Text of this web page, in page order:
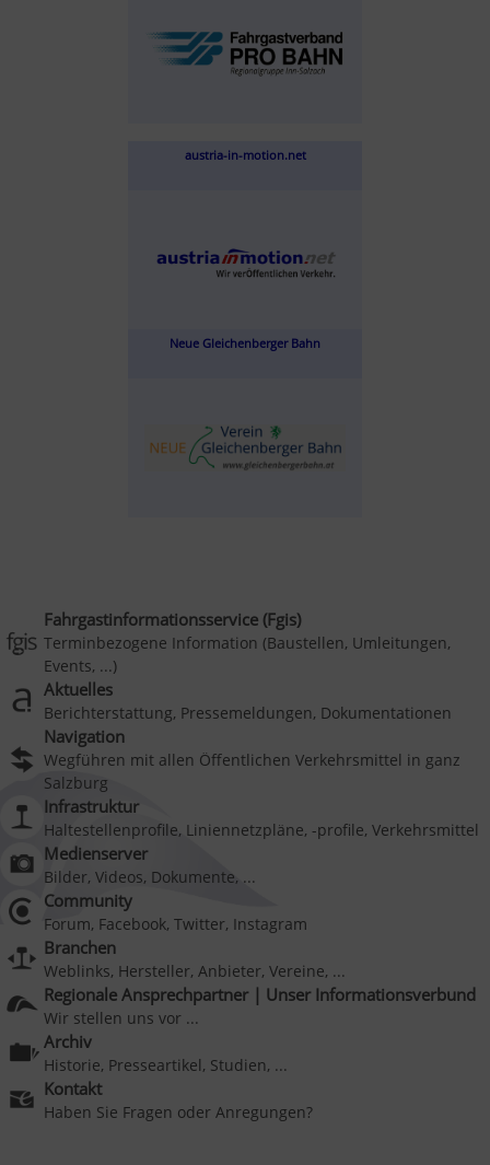
austria-in-motion.net
Neue Gleichenberger Bahn
Fahrgastinformationsservice (Fgis)
Terminbezogene Information (Baustellen, Umleitungen,
Events, ...)
Aktuelles
Berichterstattung, Pressemeldungen, Dokumentationen
Navigation
Wegführen mit allen Öffentlichen Verkehrsmittel in ganz
Salzburg
Infrastruktur
Haltestellenprofile, Liniennetzpläne, -profile, Verkehrsmittel
Medienserver
Bilder, Videos, Dokumente, ...
Community
Forum, Facebook, Twitter, Instagram
Branchen
Weblinks, Hersteller, Anbieter, Vereine, ...
Regionale Ansprechpartner | Unser Informationsverbund
Wir stellen uns vor ...
Archiv
Historie, Presseartikel, Studien, ...
Kontakt
Haben Sie Fragen oder Anregungen?